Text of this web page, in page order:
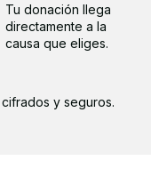
Tu donación llega
directamente a la
causa que eliges.
y seguros.